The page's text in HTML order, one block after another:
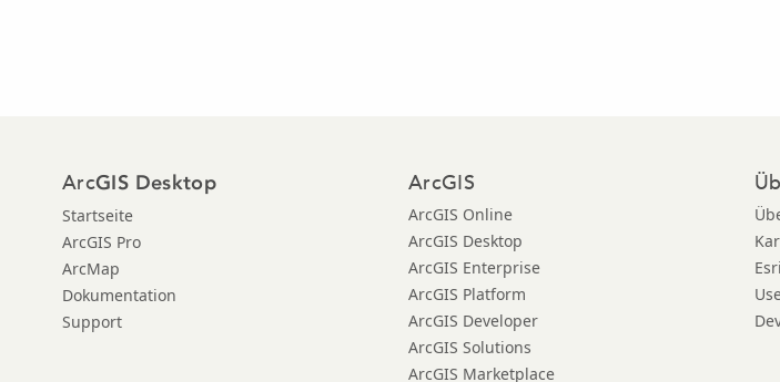
ArcGIS Desktop
Startseite
ArcGIS Pro
ArcMap
Dokumentation
Support
ArcGIS
ArcGIS Online
ArcGIS Desktop
ArcGIS Enterprise
ArcGIS Platform
ArcGIS Developer
ArcGIS Solutions
ArcGIS Marketplace